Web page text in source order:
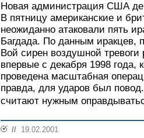
Новая администрация США
В пятницу американские и
неожиданно атаковали пять
Багдада. По данным иракцев,
Вой сирен воздушной тревоги
впервые с декабря 1998 года,
проведена масштабная
правда, для ударов был
считают нужным
// 19.02.2001